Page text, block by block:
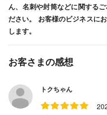
ん、名刺や封筒などに関する
ださい。 お客様のビジネスに
します。
お客さまの感想
トクちゃん